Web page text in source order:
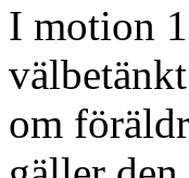
I motion
om